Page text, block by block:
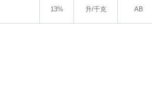
13% 升/千克 AB